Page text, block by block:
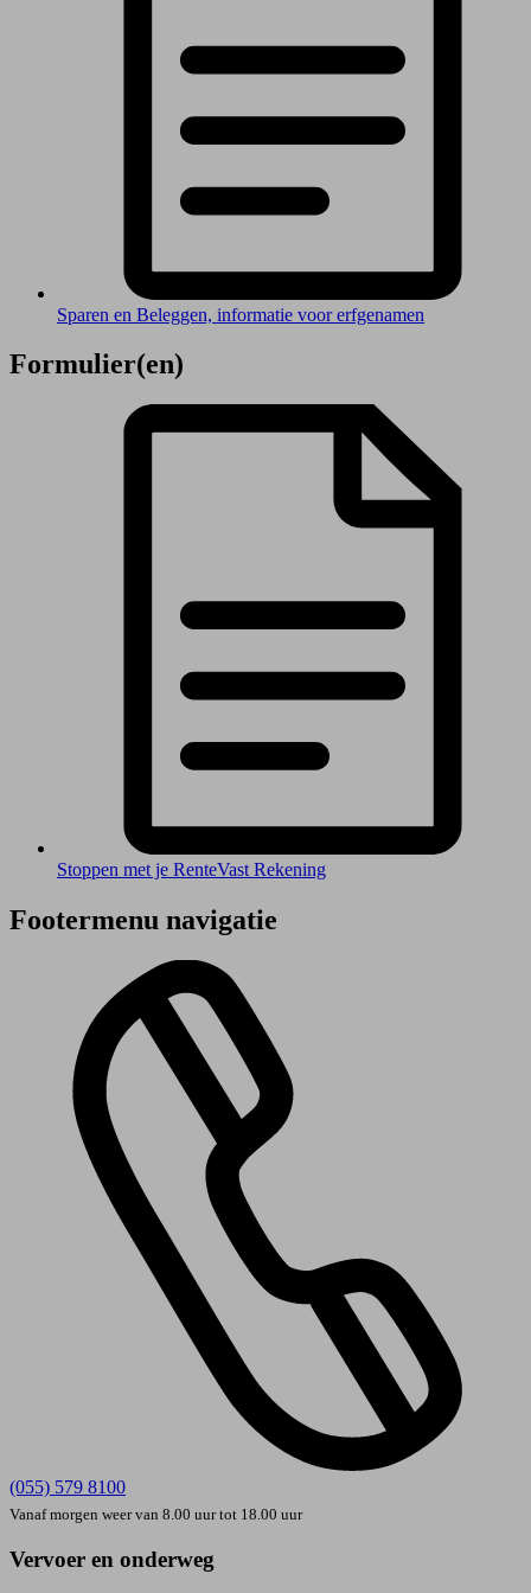
Sparen en Beleggen, informatie voor erfgenamen
Formulier(en)
Stoppen met je RenteVast Rekening
Footermenu navigatie
(055) 579 8100
Vanaf morgen weer van 8.00 uur tot 18.00 uur
Vervoer en onderweg